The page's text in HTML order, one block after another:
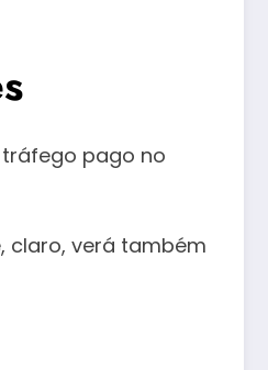
pago no
claro, verá também